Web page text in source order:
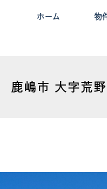
ホーム 物
鹿嶋市 大字荒